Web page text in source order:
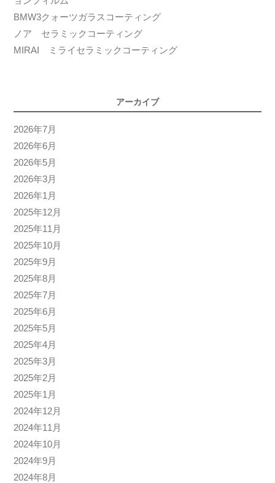
BMW3クォーツガラスコーティング
ノア セラミックコーティング
MIRAI ミライセラミックコーティング
アーカイブ
2026年7月
2026年6月
2026年5月
2026年3月
2026年1月
2025年12月
2025年11月
2025年10月
2025年9月
2025年8月
2025年7月
2025年6月
2025年5月
2025年4月
2025年3月
2025年2月
2025年1月
2024年12月
2024年11月
2024年10月
2024年9月
2024年8月